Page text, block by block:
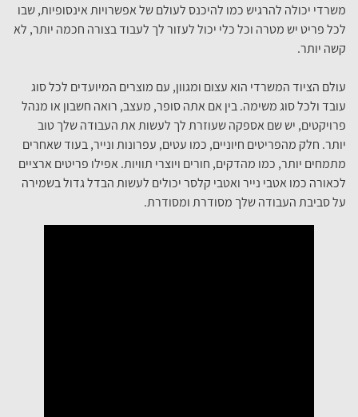
משרדי יכולה להרגיש כמו להיכנס לעולם של אפשרויות אינסופיות, שבו
לכל פריט יש מטרה וכל כלי יכול לעזור לך לעבוד בצורה חכמה יותר, לא
קשה יותר.
עולם הציוד המשרדי הוא עצום ומגוון, עם מוצרים המיועדים לכל סוג
עובד ולכל סוג משימה. בין אם אתה סופר, מעצב, רואה חשבון או מנהל
פרויקטים, יש שם אספקה שעוזרת לך לעשות את העבודה שלך טוב
יותר. חלק מהפריטים חיוניים, כמו עטים, עפרונות ונייר, בעוד שאחרים
מתמחים יותר, כמו מהדקים, חורים ויוצרי תוויות. אפילו פריטים ארציים
לכאורה כמו אטבי נייר ואטבי קלסר יכולים לעשות הבדל גדול בשמירה
על סביבת העבודה שלך מסודרת ומסודרת.